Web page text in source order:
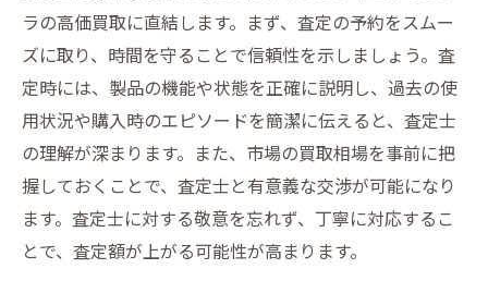
ラの高価買取に直結します。まず、査定の予約をスムー
ズに取り、時間を守ることで信頼性を示しましょう。査
定時には、製品の機能や状態を正確に説明し、過去の使
用状況や購入時のエピソードを簡潔に伝えると、査定士
の理解が深まります。また、市場の買取相場を事前に把
握しておくことで、査定士と有意義な交渉が可能になり
ます。査定士に対する敬意を忘れず、丁寧に対応するこ
とで、査定額が上がる可能性が高まります。